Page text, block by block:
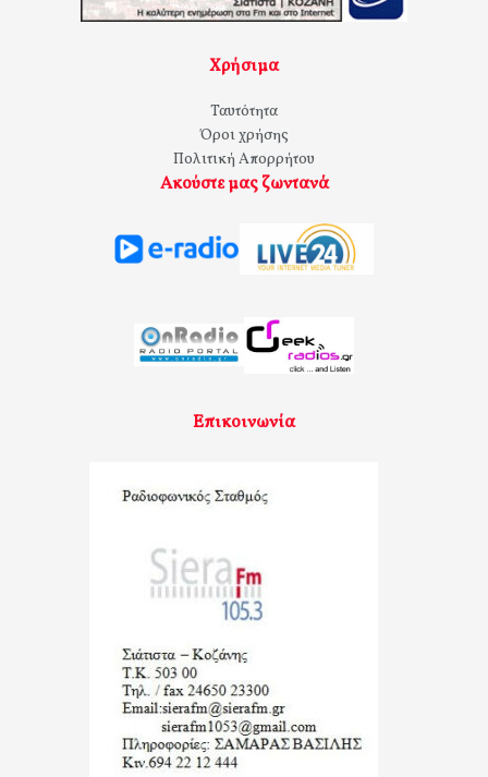
Χρήσιμα
Ταυτότητα
Όροι χρήσης
Πολιτική Απορρήτου
Ακούστε μας ζωντανά
Επικοινωνία